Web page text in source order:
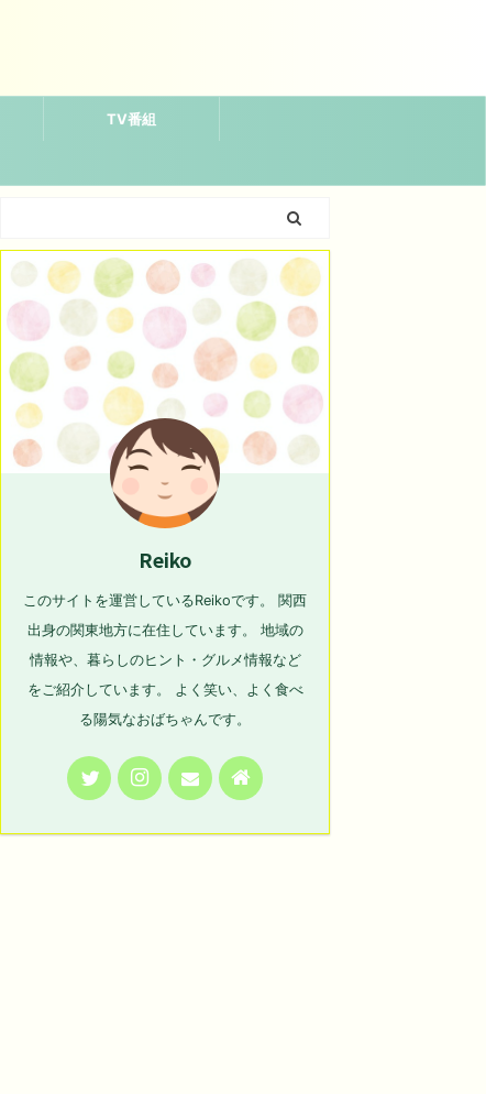
TV番組
Reiko
このサイトを運営しているReikoです。 関西
出身の関東地方に在住しています。 地域の
情報や、暮らしのヒント・グルメ情報など
をご紹介しています。 よく笑い、よく食べ
る陽気なおばちゃんです。